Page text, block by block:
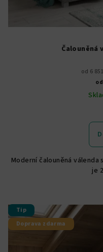
Čalouněná
od 6
od
Moderní čalouněná
je
Tip
Doprava zdarma